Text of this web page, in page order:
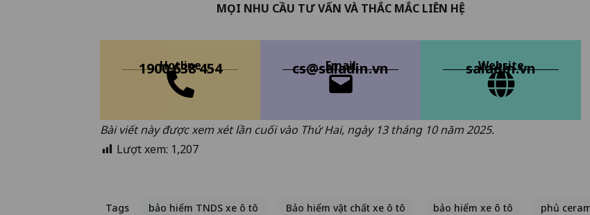
MỌI NHU CẦU TƯ VẤN VÀ THẮC MẮC LIÊN HỆ
Hotline
1900 638 454 Email
cs@saladin.vn Website
saladin.vn
Bài viết này được xem xét lần cuối vào Thứ Hai, ngày 13 tháng 10 năm 2025.
Lượt xem: 1,207
Tags bảo hiểm TNDS xe ô tô Bảo hiểm vật chất xe ô tô bảo hiểm xe ô tô phủ